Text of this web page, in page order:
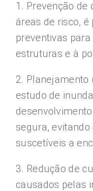
1. Prevenção de
áreas de risco,
preventivas
estruturas e à
2. Planejamento
estudo de
segura,
suscetíveis a
3. Redução de
causados pelas